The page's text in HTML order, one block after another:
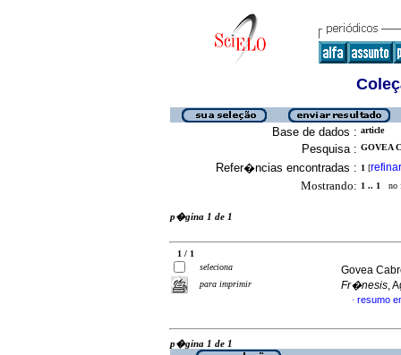
Base de dados : article
Pesquisa : GOVEA
Refer�ncias encontradas : 1 [refinar
Mostrando: 1 .. 1 no
p�gina 1 de 1
1 / 1
seleciona
para imprimir
Govea
Fr�nesis,
· resumo
p�gina 1 de 1